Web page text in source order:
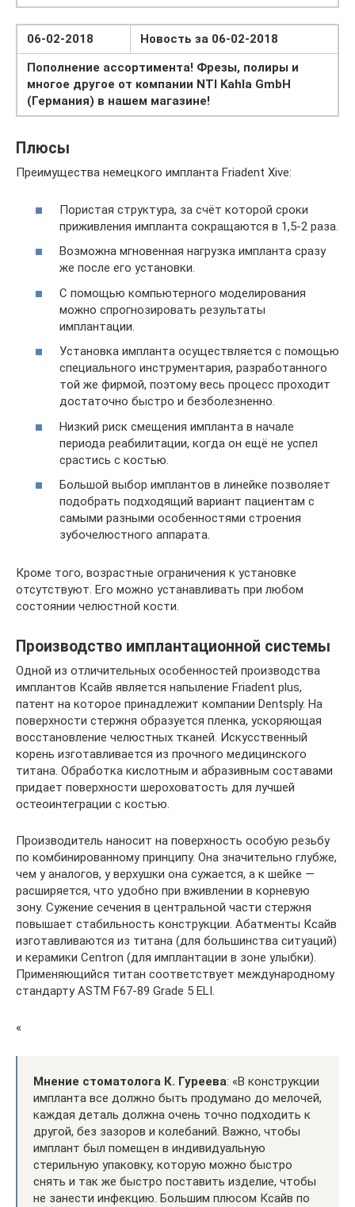
06-02-2018
Новость за 06-02-2018
Пополнение ассортимента! Фрезы, полиры и
многое другое от компании NTI Kahla GmbH
(Германия) в нашем магазине!
Плюсы
Преимущества немецкого импланта Friadent Xive:
Пористая структура, за счёт которой сроки
приживления импланта сокращаются в 1,5-2 раза.
Возможна мгновенная нагрузка импланта сразу
же после его установки.
С помощью компьютерного моделирования
можно спрогнозировать результаты
имплантации.
Установка импланта осуществляется с помощью
специального инструментария, разработанного
той же фирмой, поэтому весь процесс проходит
достаточно быстро и безболезненно.
Низкий риск смещения импланта в начале
периода реабилитации, когда он ещё не успел
срастись с костью.
Большой выбор имплантов в линейке позволяет
подобрать подходящий вариант пациентам с
самыми разными особенностями строения
зубочелюстного аппарата.
Кроме того, возрастные ограничения к установке
отсутствуют. Его можно устанавливать при любом
состоянии челюстной кости.
Производство имплантационной системы
Одной из отличительных особенностей производства
имплантов Ксайв является напыление Friadent plus,
патент на которое принадлежит компании Dentsply. На
поверхности стержня образуется пленка, ускоряющая
восстановление челюстных тканей. Искусственный
корень изготавливается из прочного медицинского
титана. Обработка кислотным и абразивным составами
придает поверхности шероховатость для лучшей
остеоинтеграции с костью.
Производитель наносит на поверхность особую резьбу
по комбинированному принципу. Она значительно глубже,
чем у аналогов, у верхушки она сужается, а к шейке —
расширяется, что удобно при вживлении в корневую
зону. Сужение сечения в центральной части стержня
повышает стабильность конструкции. Абатменты Ксайв
изготавливаются из титана (для большинства ситуаций)
и керамики Centron (для имплантации в зоне улыбки).
Применяющийся титан соответствует международному
стандарту ASTM F67-89 Grade 5 ELI.
«
Мнение стоматолога К. Гуреева: «В конструкции
импланта все должно быть продумано до мелочей,
каждая деталь должна очень точно подходить к
другой, без зазоров и колебаний. Важно, чтобы
имплант был помещен в индивидуальную
стерильную упаковку, которую можно быстро
снять и так же быстро поставить изделие, чтобы
не занести инфекцию. Большим плюсом Ксайв по